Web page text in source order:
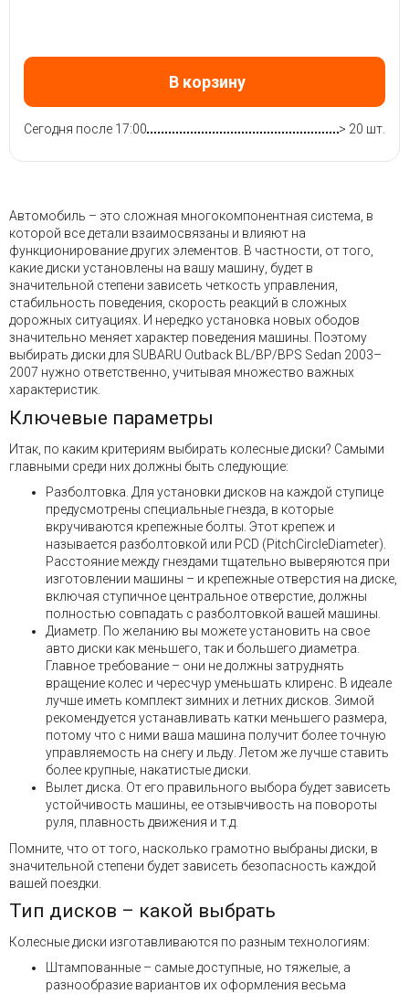
В корзину
Сегодня после 17:00 > 20 шт.
Автомобиль – это сложная многокомпонентная система, в
которой все детали взаимосвязаны и влияют на
функционирование других элементов. В частности, от того,
какие диски установлены на вашу машину, будет в
значительной степени зависеть четкость управления,
стабильность поведения, скорость реакций в сложных
дорожных ситуациях. И нередко установка новых ободов
значительно меняет характер поведения машины. Поэтому
выбирать диски для SUBARU Outback BL/BP/BPS Sedan 2003–
2007 нужно ответственно, учитывая множество важных
характеристик.
Ключевые параметры
Итак, по каким критериям выбирать колесные диски? Самыми
главными среди них должны быть следующие:
Разболтовка. Для установки дисков на каждой ступице
предусмотрены специальные гнезда, в которые
вкручиваются крепежные болты. Этот крепеж и
называется разболтовкой или PCD (PitchCircleDiameter).
Расстояние между гнездами тщательно выверяются при
изготовлении машины – и крепежные отверстия на диске,
включая ступичное центральное отверстие, должны
полностью совпадать с разболтовкой вашей машины.
Диаметр. По желанию вы можете установить на свое
авто диски как меньшего, так и большего диаметра.
Главное требование – они не должны затруднять
вращение колес и чересчур уменьшать клиренс. В идеале
лучше иметь комплект зимних и летних дисков. Зимой
рекомендуется устанавливать катки меньшего размера,
потому что с ними ваша машина получит более точную
управляемость на снегу и льду. Летом же лучше ставить
более крупные, накатистые диски.
Вылет диска. От его правильного выбора будет зависеть
устойчивость машины, ее отзывчивость на повороты
руля, плавность движения и т.д.
Помните, что от того, насколько грамотно выбраны диски, в
значительной степени будет зависеть безопасность каждой
вашей поездки.
Тип дисков – какой выбрать
Колесные диски изготавливаются по разным технологиям:
Штампованные – самые доступные, но тяжелые, а
разнообразие вариантов их оформления весьма